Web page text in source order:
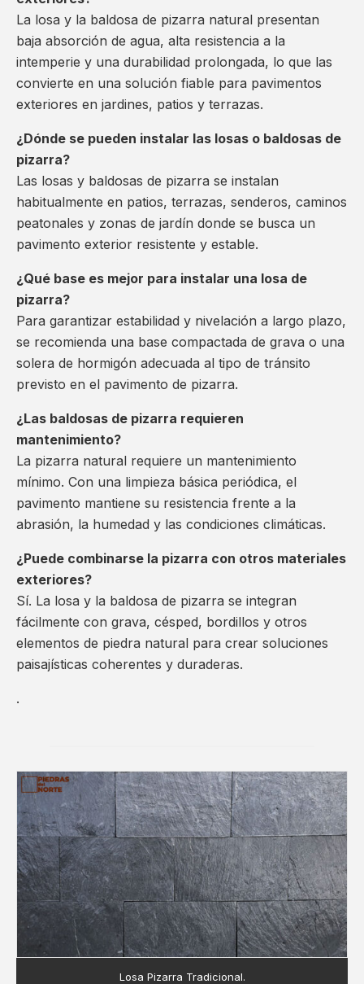
La losa y la baldosa de pizarra natural presentan
baja absorción de agua, alta resistencia a la
intemperie y una durabilidad prolongada, lo que las
convierte en una solución fiable para pavimentos
exteriores en jardines, patios y terrazas.
¿Dónde se pueden instalar las losas o baldosas de
pizarra?
Las losas y baldosas de pizarra se instalan
habitualmente en patios, terrazas, senderos, caminos
peatonales y zonas de jardín donde se busca un
pavimento exterior resistente y estable.
¿Qué base es mejor para instalar una losa de
pizarra?
Para garantizar estabilidad y nivelación a largo plazo,
se recomienda una base compactada de grava o una
solera de hormigón adecuada al tipo de tránsito
previsto en el pavimento de pizarra.
¿Las baldosas de pizarra requieren
mantenimiento?
La pizarra natural requiere un mantenimiento
mínimo. Con una limpieza básica periódica, el
pavimento mantiene su resistencia frente a la
abrasión, la humedad y las condiciones climáticas.
¿Puede combinarse la pizarra con otros materiales
exteriores?
Sí. La losa y la baldosa de pizarra se integran
fácilmente con grava, césped, bordillos y otros
elementos de piedra natural para crear soluciones
paisajísticas coherentes y duraderas.
.
Losa Pizarra Tradicional.